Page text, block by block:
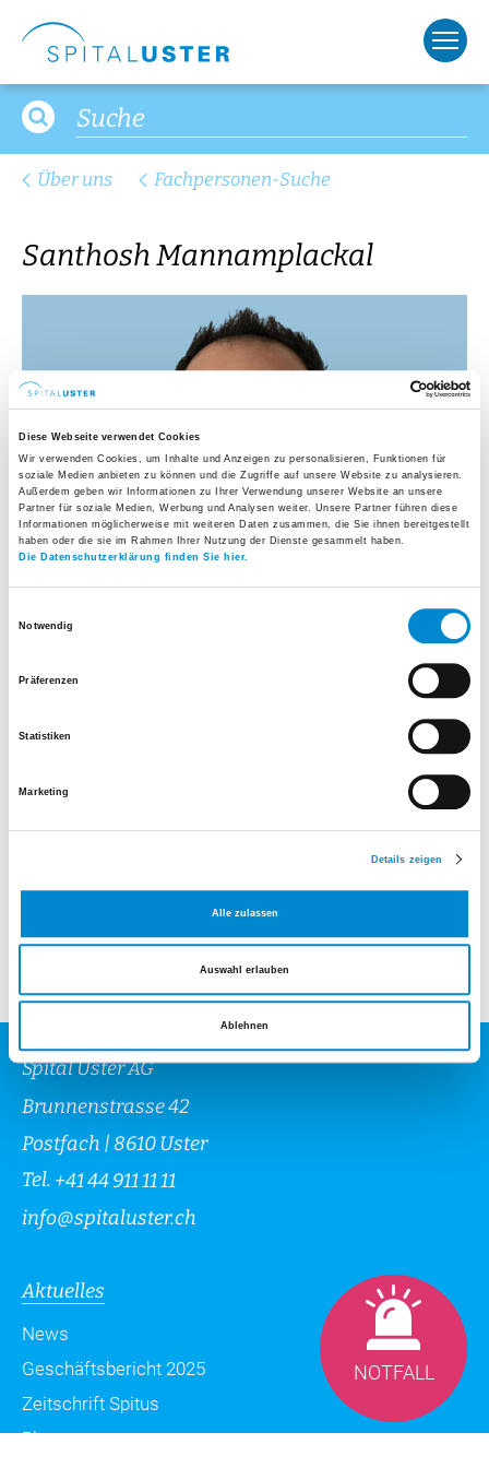
Diese Webseite verwendet Cookies
Wir verwenden Cookies, um Inhalte und Anzeigen zu personalisieren, Funktionen für
soziale Medien anbieten zu können und die Zugriffe auf unsere Website zu analysieren.
Außerdem geben wir Informationen zu Ihrer Verwendung unserer Website an unsere
Partner für soziale Medien, Werbung und Analysen weiter. Unsere Partner führen diese
Informationen möglicherweise mit weiteren Daten zusammen, die Sie ihnen bereitgestellt
haben oder die sie im Rahmen Ihrer Nutzung der Dienste gesammelt haben.
Die Datenschutzerklärung finden Sie hier.
Notwendig
Präferenzen
Statistiken
Marketing
Details zeigen
Alle zulassen
Auswahl erlauben
Ablehnen
Über uns Fachpersonen-Suche
Santhosh Mannamplackal
Leiter Patientenservice
E-Mail senden
Dr. Federico Mazzola Dr. med. Jens Forberger
NOTFALL
Spital Uster AG
Brunnenstrasse 42
Postfach | 8610 Uster
Tel. +41 44 911 11 11
info@spitaluster.ch
Aktuelles
News
Geschäftsbericht 2025
Zeitschrift Spitus
Blog